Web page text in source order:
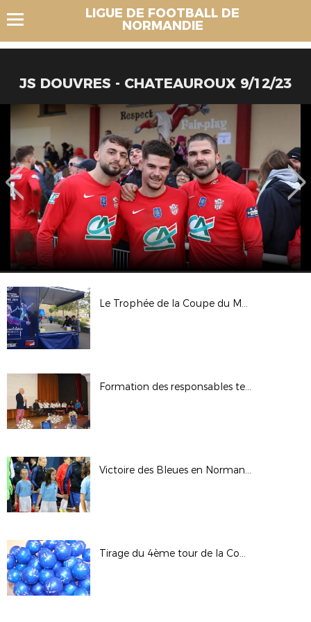
LIGUE DE FOOTBALL DE
NORMANDIE
JS DOUVRES - CHATEAUROUX 9/12/23
Le Trophée de la Coupe du Monde Féminine FIFA, France 2019 au Havre
Formation des responsables techniques et pédagogiques des Sections Sportives
Victoire des Bleues en Normandie
Tirage du 4ème tour de la Coupe de France - Saison 2017/2018